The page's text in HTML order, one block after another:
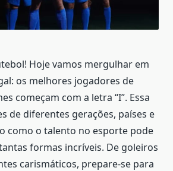
Hoje vamos mergulhar em
os melhores jogadores de
começam com a letra “I”. Essa
de diferentes gerações, países e
como o talento no esporte pode
formas incríveis. De goleiros
carismáticos, prepare-se para